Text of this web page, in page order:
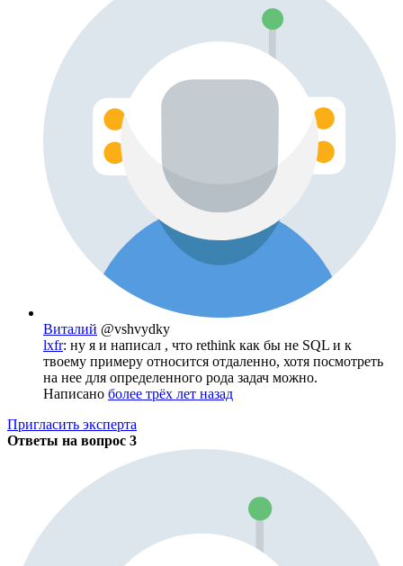
Виталий @vshvydky
lxfr: ну я и написал , что rethink как бы не SQL и к
твоему примеру относится отдаленно, хотя посмотреть
на нее для определенного рода задач можно.
Написано более трёх лет назад
Пригласить эксперта
Ответы на вопрос 3